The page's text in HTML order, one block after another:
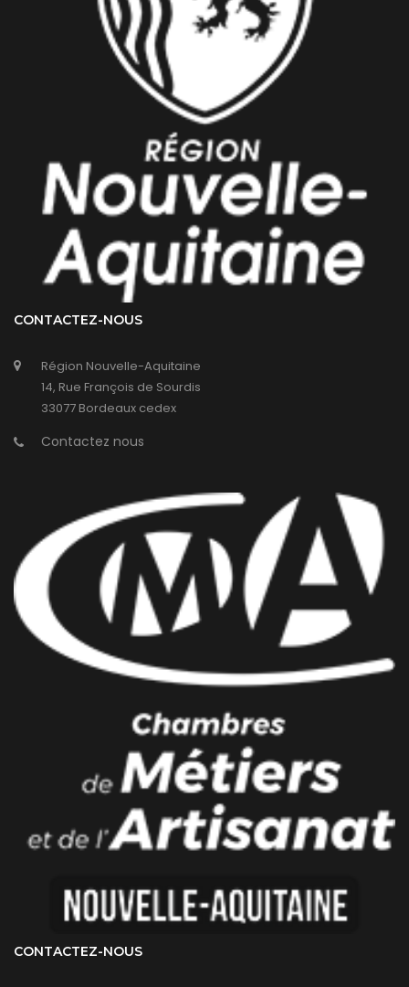
CONTACTEZ-NOUS
Région Nouvelle-Aquitaine
14, Rue François de Sourdis
33077 Bordeaux cedex
Contactez nous
CONTACTEZ-NOUS